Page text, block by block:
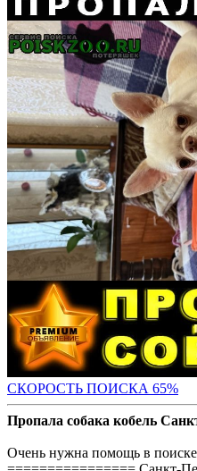
СКОРОСТЬ ПОИСКА 65%
Пропала собака кобель
Очень нужна помощь в